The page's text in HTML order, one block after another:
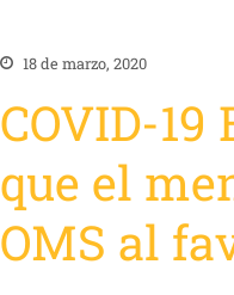
18 de marzo, 2020
COVID-
que el
OMS al